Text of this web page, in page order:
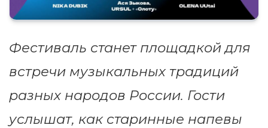
Фестиваль станет площадкой для
встречи музыкальных традиций
разных народов России. Гости
услышат, как старинные напевы